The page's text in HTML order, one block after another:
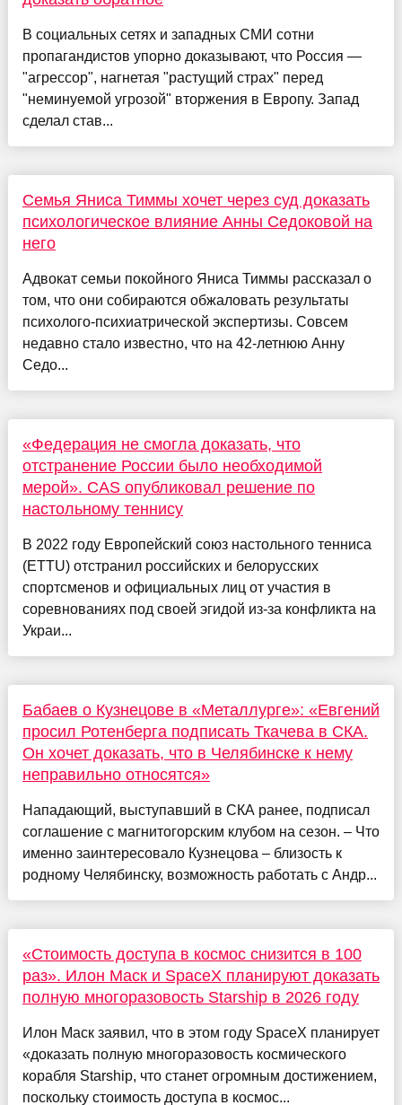
В социальных сетях и западных СМИ сотни
пропагандистов упорно доказывают, что Россия —
"агрессор", нагнетая "растущий страх" перед
"неминуемой угрозой" вторжения в Европу. Запад
сделал став...
Семья Яниса Тиммы хочет через суд доказать
психологическое влияние Анны Седоковой на
него
Адвокат семьи покойного Яниса Тиммы рассказал о
том, что они собираются обжаловать результаты
психолого-психиатрической экспертизы. Совсем
недавно стало известно, что на 42-летнюю Анну
Седо...
«Федерация не смогла доказать, что
отстранение России было необходимой
мерой». CAS опубликовал решение по
настольному теннису
В 2022 году Европейский союз настольного тенниса
(ETTU) отстранил российских и белорусских
спортсменов и официальных лиц от участия в
соревнованиях под своей эгидой из-за конфликта на
Украи...
Бабаев о Кузнецове в «Металлурге»: «Евгений
просил Ротенберга подписать Ткачева в СКА.
Он хочет доказать, что в Челябинске к нему
неправильно относятся»
Нападающий, выступавший в СКА ранее, подписал
соглашение с магнитогорским клубом на сезон. – Что
именно заинтересовало Кузнецова – близость к
родному Челябинску, возможность работать с Андр...
«Стоимость доступа в космос снизится в 100
раз». Илон Маск и SpaceX планируют доказать
полную многоразовость Starship в 2026 году
Илон Маск заявил, что в этом году SpaсeX планирует
«доказать полную многоразовость космического
корабля Starship, что станет огромным достижением,
поскольку стоимость доступа в космос...